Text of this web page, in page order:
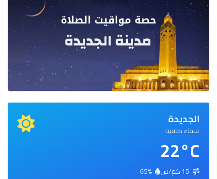
الجديدة
سماء صافية
22°C